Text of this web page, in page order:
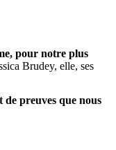
pour notre plus
Brudey, elle, ses
de preuves que nous